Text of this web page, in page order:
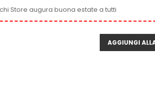
Store augura buona estate a tutti
AGGIUNGI